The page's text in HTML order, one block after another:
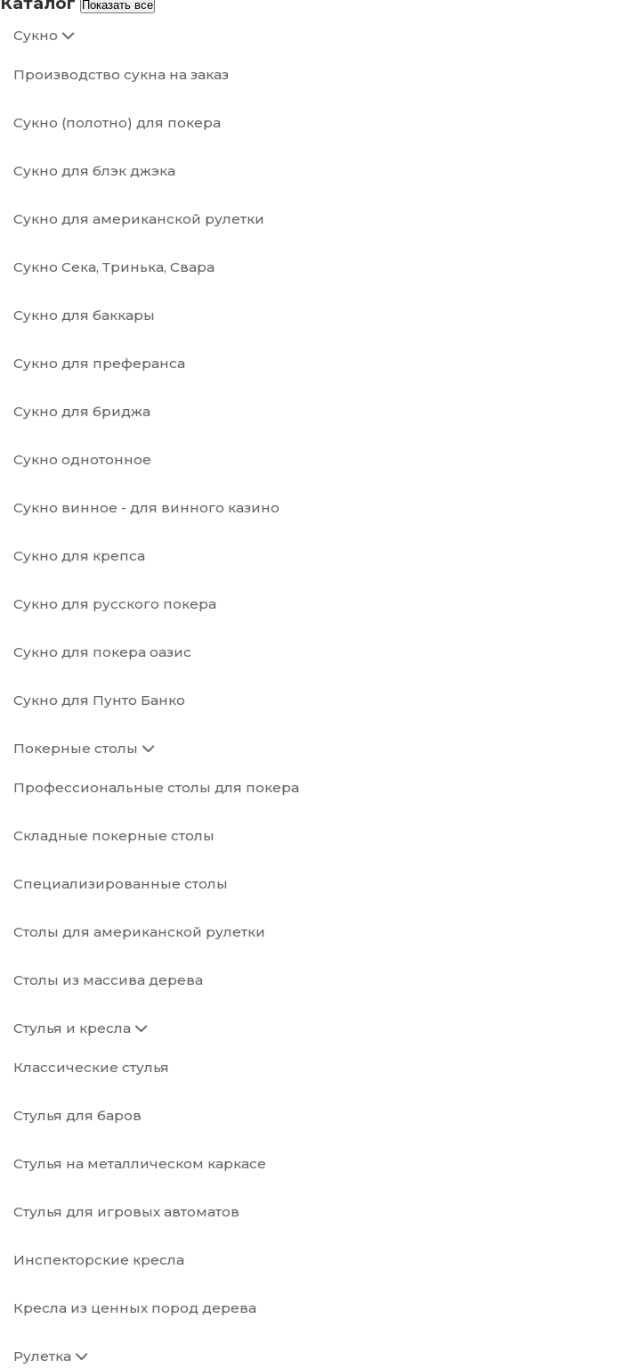
Показать все
Сукно
Производство сукна на заказ
Сукно (полотно) для покера
Сукно для блэк джэка
Сукно для американской рулетки
Сукно Сека, Тринька, Свара
Сукно для баккары
Сукно для преферанса
Сукно для бриджа
Сукно однотонное
Сукно винное - для винного казино
Сукно для крепса
Сукно для русского покера
Сукно для покера оазис
Сукно для Пунто Банко
Покерные столы
Профессиональные столы для покера
Складные покерные столы
Специализированные столы
Столы для американской рулетки
Столы из массива дерева
Стулья и кресла
Классические стулья
Стулья для баров
Стулья на металлическом каркасе
Стулья для игровых автоматов
Инспекторские кресла
Кресла из ценных пород дерева
Рулетка